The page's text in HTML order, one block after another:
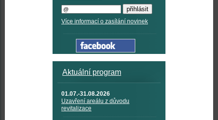
Více informací o zasílání novinek
Aktuální program
01.07.-31.08.2026
Uzavření areálu z důvodu
revitalizace